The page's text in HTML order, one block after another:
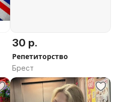
30 р.
Репетиторство
Брест